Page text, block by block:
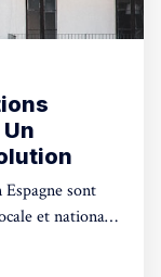
sont
et nationale